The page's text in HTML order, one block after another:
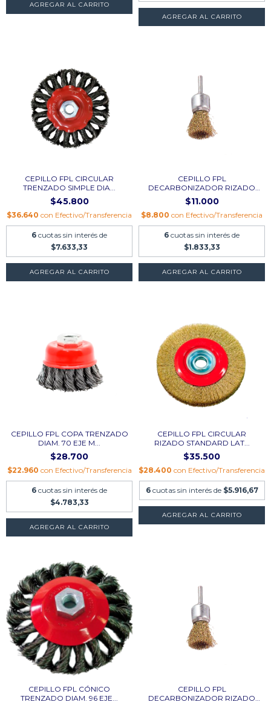
CEPILLO FPL CIRCULAR
TRENZADO SIMPLE DIA...
$45.800
$36.640 con Efectivo/Transferencia
6 cuotas sin interés de
$7.633,33
CEPILLO FPL
DECARBONIZADOR RIZADO
DIAM....
$11.000
$8.800 con Efectivo/Transferencia
6 cuotas sin interés de
$1.833,33
CEPILLO FPL COPA TRENZADO
DIAM. 70 EJE M...
$28.700
$22.960 con Efectivo/Transferencia
6 cuotas sin interés de
$4.783,33
CEPILLO FPL CIRCULAR
RIZADO STANDARD LAT...
$35.500
$28.400 con Efectivo/Transferencia
6 cuotas sin interés de $5.916,67
CEPILLO FPL CÓNICO
TRENZADO DIAM. 96 EJE...
CEPILLO FPL
DECARBONIZADOR RIZADO